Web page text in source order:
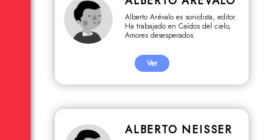
Alberto Arévalo es sonidista, editor.
Ha trabajado en Caídos del cielo,
Amores desesperados.
Ver
ALBERTO NEISSER